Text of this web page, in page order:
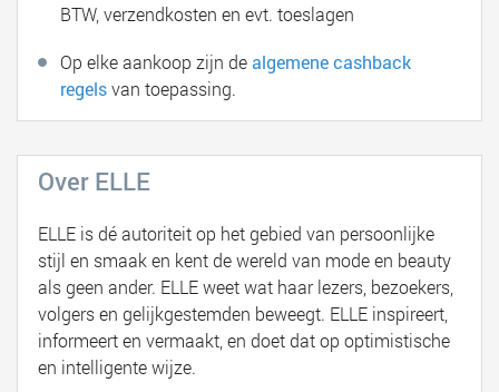
BTW, verzendkosten en evt. toeslagen
Op elke aankoop zijn dealgemene cashback
regelsvan toepassing.
Over ELLE
ELLE is dé autoriteit op het gebied van persoonlijke
stijl en smaak en kent de wereld van mode en beauty
als geen ander. ELLE weet wat haar lezers, bezoekers,
volgers en gelijkgestemden beweegt. ELLE inspireert,
informeert en vermaakt, en doet dat op optimistische
en intelligente wijze.